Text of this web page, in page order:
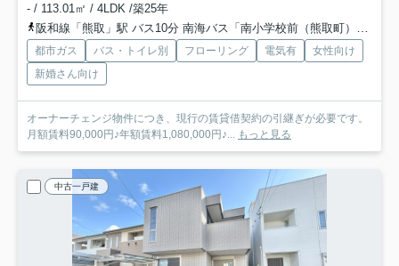
- / 113.01㎡ / 4LDK /築25年
阪和線「熊取」駅 バス10分 南海バス「南小学校前（熊取町）」 停歩9分
都市ガス バス・トイレ別 フローリング 電気有
女性向け
新婚さん向け
オーナーチェンジ物件につき、現行の賃貸借契約の引継ぎが必要です。
月額賃料90,000円♪年額賃料1,080,000円♪... もっと見る
中古一戸建